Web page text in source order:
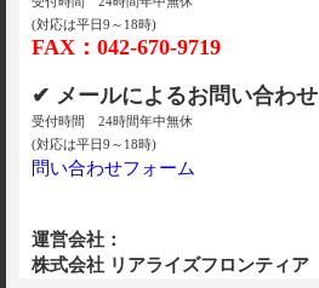
(対応は平日9～18時)
FAX：042-670-9719
✔ メールによるお問い合わせ
受付時間 24時間年中無休
(対応は平日9～18時)
問い合わせフォーム
運営会社：
株式会社 リアライズフロンティア